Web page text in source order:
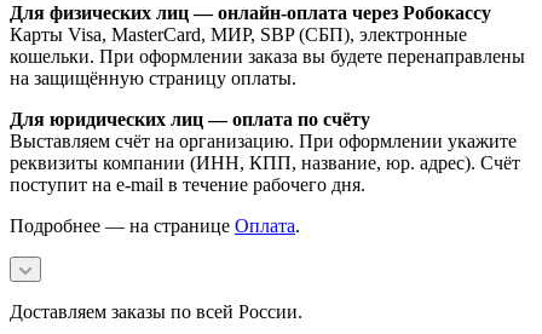
Для физических лиц — онлайн-оплата через Робокассу
Карты Visa, MasterCard, МИР, SBP (СБП), электронные
кошельки. При оформлении заказа вы будете перенаправлены
на защищённую страницу оплаты.
Для юридических лиц — оплата по счёту
Выставляем счёт на организацию. При оформлении укажите
реквизиты компании (ИНН, КПП, название, юр. адрес). Счёт
поступит на e-mail в течение рабочего дня.
Подробнее — на странице Оплата.
Доставляем заказы по всей России.